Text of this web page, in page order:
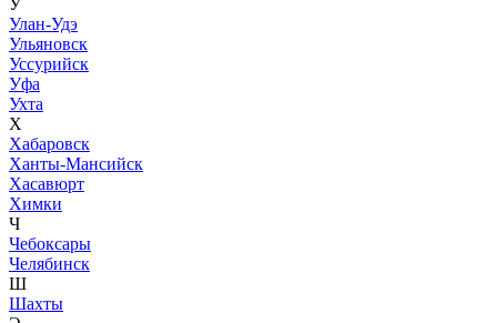
У
Улан-Удэ
Ульяновск
Уссурийск
Уфа
Ухта
Х
Хабаровск
Ханты-Мансийск
Хасавюрт
Химки
Ч
Чебоксары
Челябинск
Ш
Шахты